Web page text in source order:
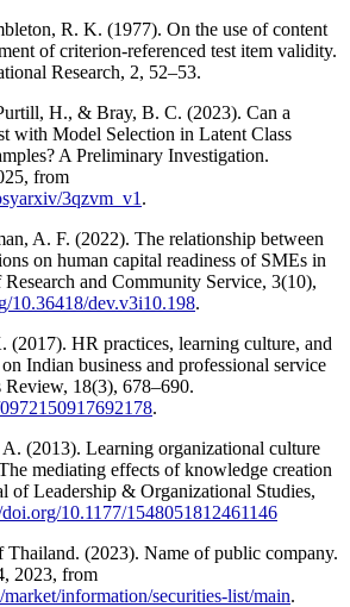
R. K. (1977). On the use of content
of criterion-referenced test item validity.
Research, 2, 52–53.
H., & Bray, B. C. (2023). Can a
with Model Selection in Latent Class
A Preliminary Investigation.
from
3qzvm_v1 .
A. F. (2022). The relationship between
on human capital readiness of SMEs in
and Community Service, 3(10),
10.36418/dev.v3i10.198.
(2017). HR practices, learning culture, and
Indian business and professional service
Review, 18(3), 678–690.
.
(2013). Learning organizational culture
mediating effects of knowledge creation
of Leadership & Organizational Studies,
10.1177/1548051812461146
Thailand. (2023). Name of public company.
2023, from
information/securities-list/main.